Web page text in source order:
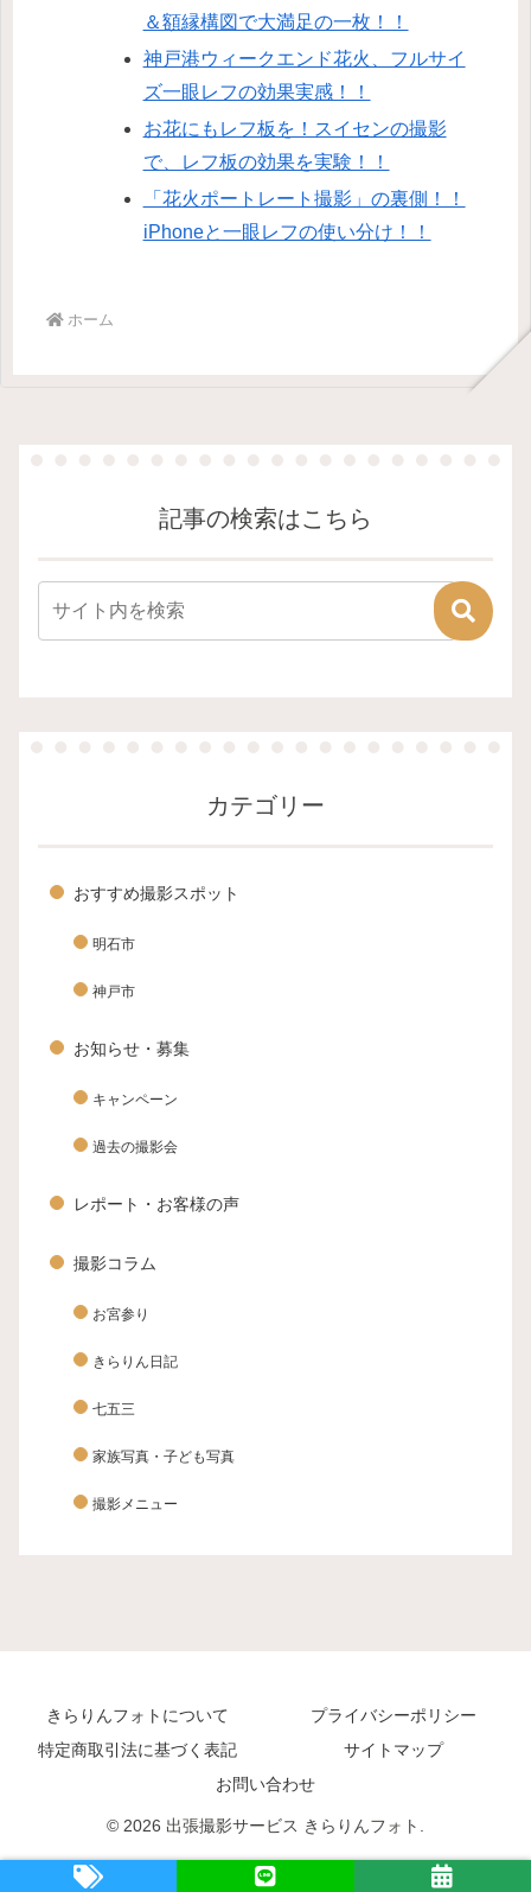
＆額縁構図で大満足の一枚！！
神戸港ウィークエンド花火、フルサイ
ズ一眼レフの効果実感！！
お花にもレフ板を！スイセンの撮影
で、レフ板の効果を実験！！
「花火ポートレート撮影」の裏側！！
iPhoneと一眼レフの使い分け！！
ホーム
記事の検索はこちら
カテゴリー
おすすめ撮影スポット
明石市
神戸市
お知らせ・募集
キャンペーン
過去の撮影会
レポート・お客様の声
撮影コラム
お宮参り
きらりん日記
七五三
家族写真・子ども写真
撮影メニュー
きらりんフォトについて
プライバシーポリシー
特定商取引法に基づく表記
サイトマップ
お問い合わせ
© 2026 出張撮影サービス きらりんフォト.